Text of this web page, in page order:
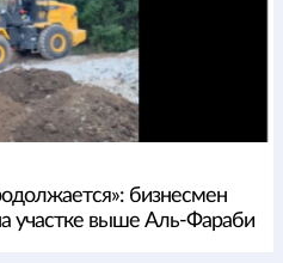
бизнесмен
участке выше Аль-Фараби